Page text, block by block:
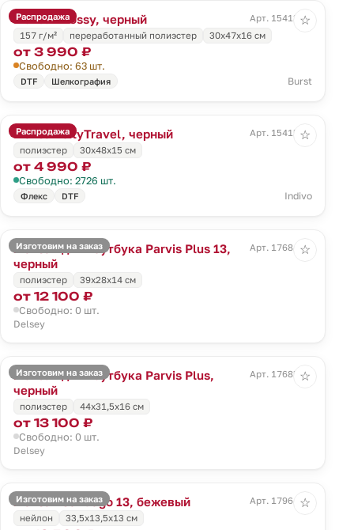
Распродажа
Рюкзак Bossy, черный
Арт. 15413.30
157 г/м²
переработанный полиэстер 30х47х16 см
от 3 990 ₽
Свободно: 63 шт.
DTF Шелкография Burst
☆
Распродажа
Рюкзак cityTravel, черный
Арт. 15415.30
полиэстер
30x48x15 см
от 4 990 ₽
Свободно: 2726 шт.
Флекс DTF Indivo
☆
Изготовим на заказ
Рюкзак для ноутбука Parvis Plus 13,
черный
Арт. 17684.30
полиэстер 39x28x14 см
от 12 100 ₽
Свободно: 0 шт.
Delsey
☆
Изготовим на заказ
Рюкзак для ноутбука Parvis Plus,
черный
Арт. 17685.30
полиэстер 44x31,5x16 см
от 13 100 ₽
Свободно: 0 шт.
Delsey
☆
Изготовим на заказ
Рюкзак Santiago 13, бежевый
Арт. 17964.16
нейлон
33,5х13,5x13 см
☆